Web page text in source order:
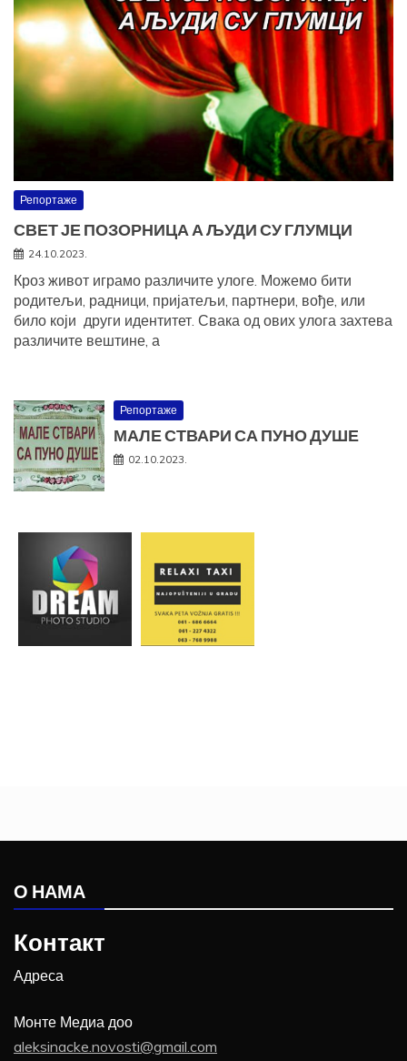
Репортаже
СВЕТ ЈЕ ПОЗОРНИЦА А ЉУДИ СУ ГЛУМЦИ
24.10.2023.
Кроз живот играмо различите улоге. Можемо бити
родитељи, радници, пријатељи, партнери, вође, или
било који други идентитет. Свака од ових улога захтева
различите вештине, а
Репортаже
МАЛЕ СТВАРИ СА ПУНО ДУШЕ
02.10.2023.
О НАМА
Контакт
Адреса
Монте Медиа доо
aleksinacke.novosti@gmail.com